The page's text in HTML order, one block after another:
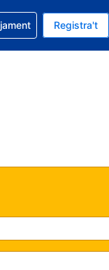
dels Estats Units
Català
Registra't